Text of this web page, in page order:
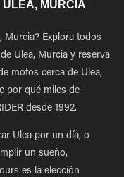
MURCIA
Murcia? Explora todos
Ulea, Murcia y reserva
motos cerca de Ulea,
por qué miles de
desde 1992.
Ulea por un día, o
un sueño,
es la elección